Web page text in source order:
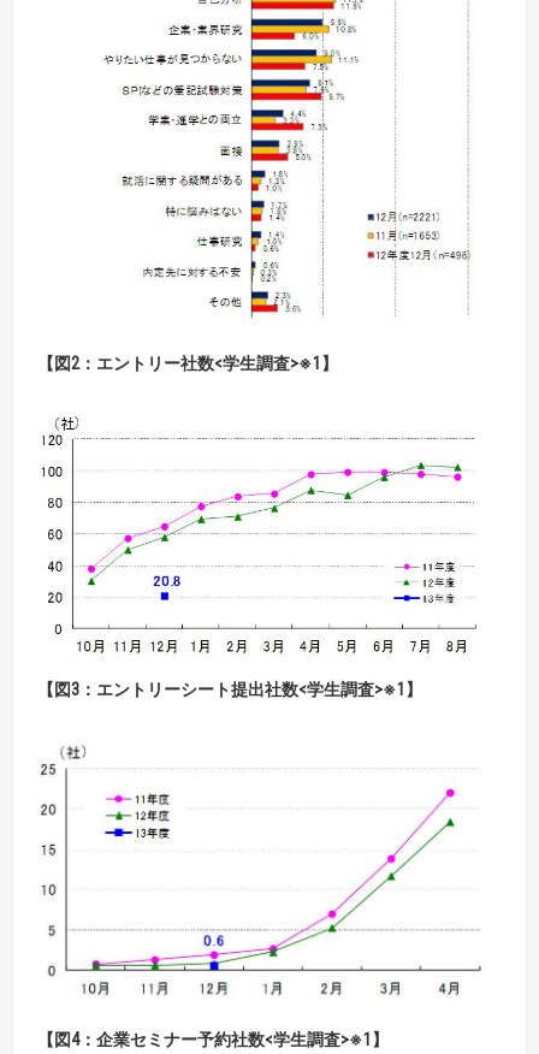
【図2：エントリー社数<学生調査>※1】
【図3：エントリーシート提出社数<学生調査>※1】
【図4：企業セミナー予約社数<学生調査>※1】